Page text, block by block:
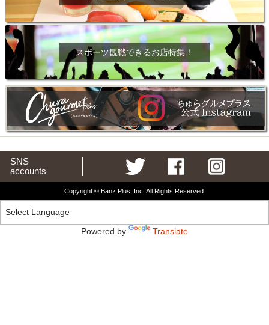
スポーツ観戦できるお店特集！
SNS
accounts
Copyright © Banz Plus, Inc. All Rights Reserved.
Powered by Translate